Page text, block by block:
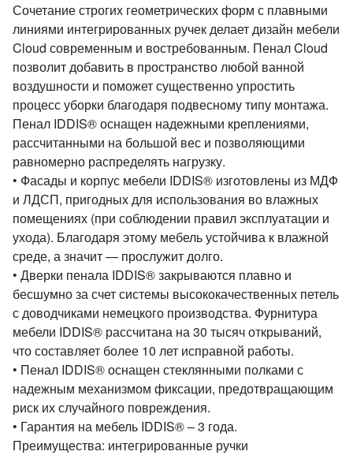
Сочетание строгих геометрических форм с плавными
линиями интегрированных ручек делает дизайн мебели
Cloud современным и востребованным. Пенал Cloud
позволит добавить в пространство любой ванной
воздушности и поможет существенно упростить
процесс уборки благодаря подвесному типу монтажа.
Пенал IDDIS® оснащен надежными креплениями,
рассчитанными на большой вес и позволяющими
равномерно распределять нагрузку.
• Фасады и корпус мебели IDDIS® изготовлены из МДФ
и ЛДСП, пригодных для использования во влажных
помещениях (при соблюдении правил эксплуатации и
ухода). Благодаря этому мебель устойчива к влажной
среде, а значит — прослужит долго.
• Дверки пенала IDDIS® закрываются плавно и
бесшумно за счет системы высококачественных петель
с доводчиками немецкого производства. Фурнитура
мебели IDDIS® рассчитана на 30 тысяч открываний,
что составляет более 10 лет исправной работы.
• Пенал IDDIS® оснащен стеклянными полками с
надежным механизмом фиксации, предотвращающим
риск их случайного повреждения.
• Гарантия на мебель IDDIS® – 3 года.
Преимущества: интегрированные ручки